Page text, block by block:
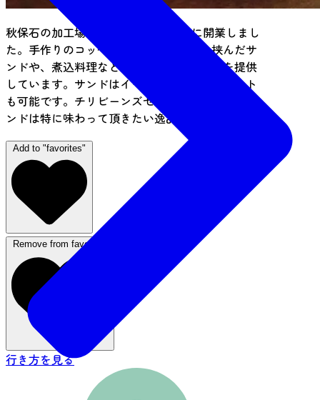
秋保石の加工場を改装して2017年1月に開業しまし
た。手作りのコッペパンに手作り具材を挟んだサ
ンドや、煮込料理などとのセットメニューを提供
しています。サンドはイートインもテイクアウト
も可能です。チリビーンズセットや果実ジャムサ
ンドは特に味わって頂きたい逸品です。
Add to "favorites"
Remove from favorites
行き方を見る